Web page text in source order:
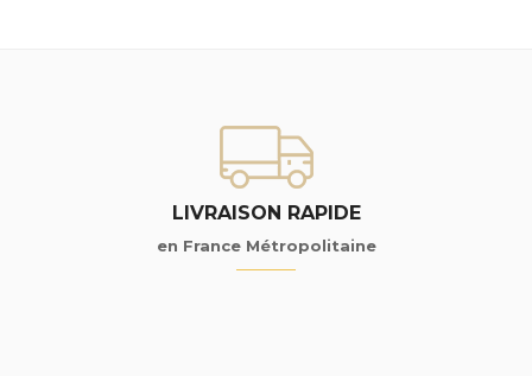
LIVRAISON RAPIDE
en France Métropolitaine